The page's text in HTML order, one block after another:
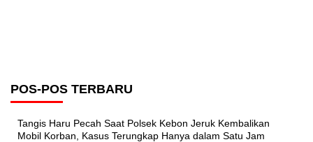
POS-POS TERBARU
Tangis Haru Pecah Saat Polsek Kebon Jeruk Kembalikan
Mobil Korban, Kasus Terungkap Hanya dalam Satu Jam